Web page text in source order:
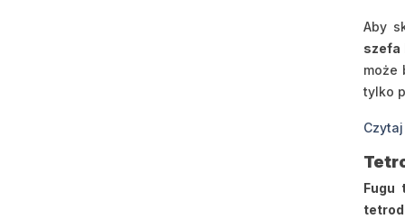
Aby
szefa
może
tylko
Fugu